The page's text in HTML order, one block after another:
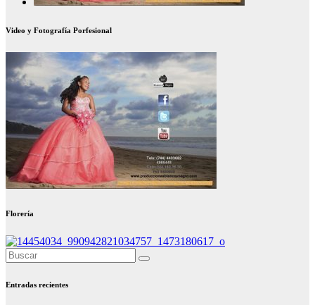
Video y Fotografía Porfesional
Florería
Entradas recientes